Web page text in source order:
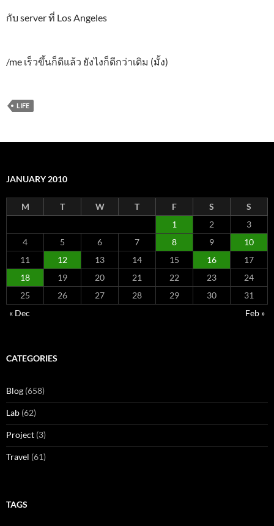
กับ server ที่ Los Angeles
/me เร็วขึ้นก็ดีแล้ว ยังไงก็ดีกว่าเดิม (มั้ง)
LIFE
JANUARY 2010
M T W T F S
S
1
2
3
4
5 6 7 8 9
10
11
12 13 14 15 16
17
18
19 20 21 22 23
24
25
26 27 28 29 30
31
« Dec
Feb »
CATEGORIES
Blog (658)
Lab (62)
Project (3)
Travel (61)
TAGS